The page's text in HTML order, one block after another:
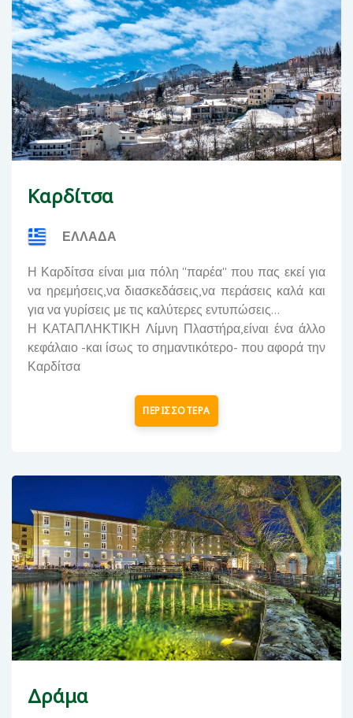
Καρδίτσα
ΕΛΛΑΔΑ
Η Καρδίτσα είναι μια πόλη ''παρέα'' που πας εκεί για
να ηρεμήσεις,να διασκεδάσεις,να περάσεις καλά και
για να γυρίσεις με τις καλύτερες εντυπώσεις...
Η ΚΑΤΑΠΛΗΚΤΙΚΗ Λίμνη Πλαστήρα,είναι ένα άλλο
κεφάλαιο -και ίσως το σημαντικότερο- που αφορά την
Καρδίτσα
ΠΕΡΙΣΣΟΤΕΡΑ
Δράμα